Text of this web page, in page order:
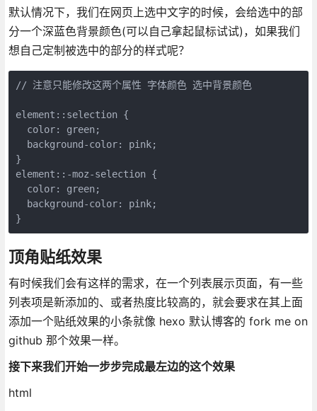
默认情况下，我们在网页上选中文字的时候，会给选中的部
分一个深蓝色背景颜色(可以自己拿起鼠标试试)，如果我们
想自己定制被选中的部分的样式呢？
// 注意只能修改这两个属性 字体颜色 选中背景颜色
element::selection {
  color: green;
  background-color: pink;
}
element::-moz-selection {
  color: green;
  background-color: pink;
}
顶角贴纸效果
有时候我们会有这样的需求，在一个列表展示页面，有一些
列表项是新添加的、或者热度比较高的，就会要求在其上面
添加一个贴纸效果的小条就像 hexo 默认博客的 fork me on
github 那个效果一样。
接下来我们开始一步步完成最左边的这个效果
html